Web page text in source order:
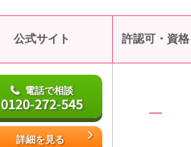
公式サイト 許認可・資格
電話で相談
0120-272-545
詳細を見る
―